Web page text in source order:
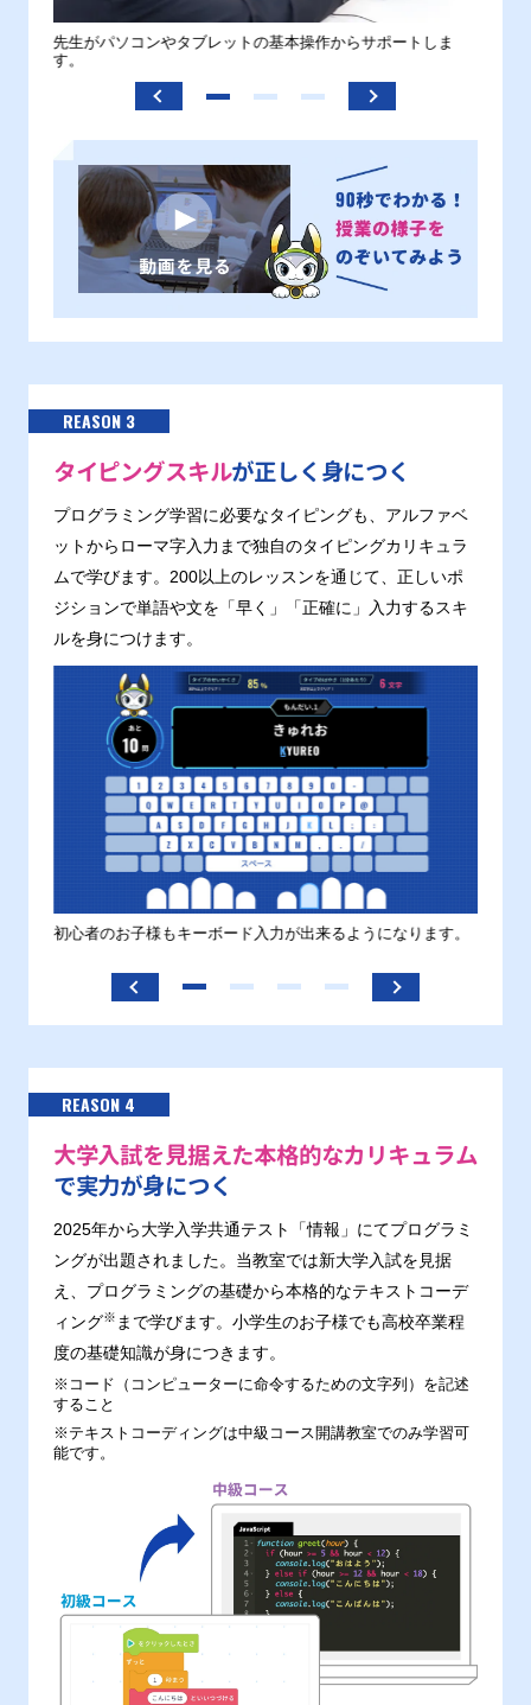
先生がパソコンやタブレットの基本操作からサポートしま
す。
REASON 3
タイピングスキルが正しく身につく
プログラミング学習に必要なタイピングも、アルファベ
ットからローマ字入力まで独自のタイピングカリキュラ
ムで学びます。200以上のレッスンを通じて、正しいポ
ジションで単語や文を「早く」「正確に」入力するスキ
ルを身につけます。
初心者のお子様もキーボード入力が出来るようになります。
REASON 4
大学入試を見据えた本格的なカリキュラム
で実力が身につく
2025年から大学入学共通テスト「情報」にてプログラミ
ングが出題されました。当教室では新大学入試を見据
え、プログラミングの基礎から本格的なテキストコーデ
ィング※ まで学びます。小学生のお子様でも高校卒業程
度の基礎知識が身につきます。
※コード（コンピューターに命令するための文字列）を記述
すること
※テキストコーディングは中級コース開講教室でのみ学習可
能です。